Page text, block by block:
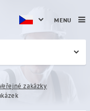
zakázky
MENU